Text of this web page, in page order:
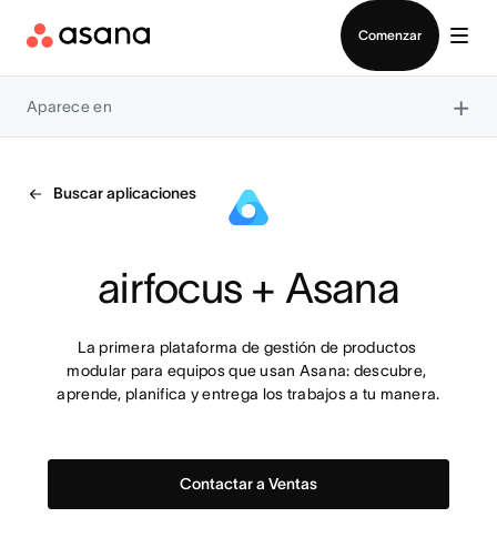
Comenzar
Aparece en ×
Buscar aplicaciones
airfocus + Asana
La primera plataforma de gestión de productos
modular para equipos que usan Asana: descubre,
aprende, planifica y entrega los trabajos a tu manera.
Contactar a Ventas